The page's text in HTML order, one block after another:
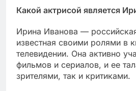
Какой актрисой является
Ирина Иванова —
известная своими ролями в
телевидении. Она активно
фильмов и сериалов, и ее
зрителями, так и критиками.